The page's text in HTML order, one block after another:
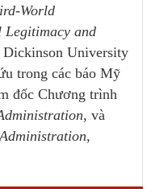
World
Legitimacy and
University
trong các báo Mỹ
đốc Chương trình
, và
,